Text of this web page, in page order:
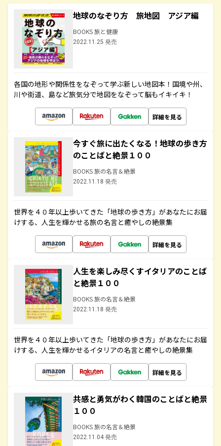
地球のなぞり方 旅地図 アジア編
BOOKS 旅と健康
2022.11.25 発売
各国の地形や関係性をなぞって学ぶ新しい地図本！国境や州、
川や街道、島など旅気分で地図をなぞって脳もイキイキ！
詳細を見る
今すぐ旅に出たくなる！地球の歩き方
のことばと絶景１００
BOOKS 旅の名言＆絶景
2022.11.18 発売
世界を４０年以上歩いてきた「地球の歩き方」があなたにお届
けする、人生を輝かせる旅の名言と癒やしの絶景集
詳細を見る
人生を楽しみ尽くすイタリアのことば
と絶景１００
BOOKS 旅の名言＆絶景
2022.11.18 発売
世界を４０年以上歩いてきた「地球の歩き方」があなたにお届
けする、人生を輝かせるイタリアの名言と癒やしの絶景集
詳細を見る
共感と勇気がわく韓国のことばと絶景
１００
BOOKS 旅の名言＆絶景
2022.11.04 発売